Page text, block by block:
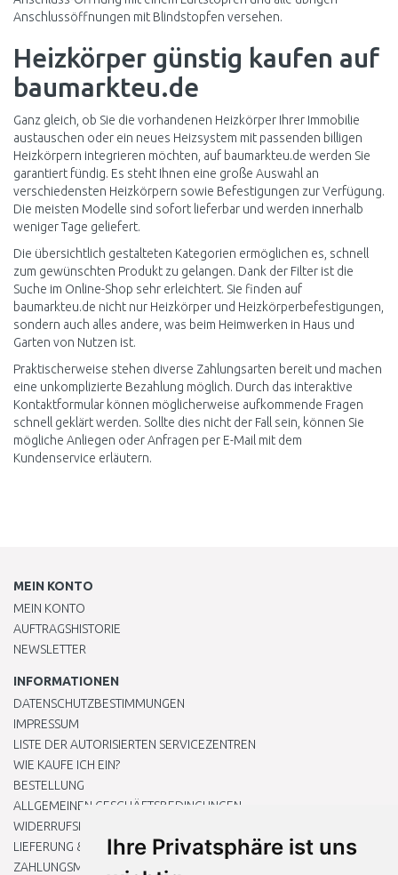
Ihre Privatsphäre ist uns
Anschlussöffnungen mit Blindstopfen versehen.
Heizkörper günstig kaufen auf
baumarkteu.de
Ganz gleich, ob Sie die vorhandenen Heizkörper Ihrer Immobilie
austauschen oder ein neues Heizsystem mit passenden billigen
Heizkörpern integrieren möchten, auf baumarkteu.de werden Sie
garantiert fündig. Es steht Ihnen eine große Auswahl an
verschiedensten Heizkörpern sowie Befestigungen zur Verfügung.
Die meisten Modelle sind sofort lieferbar und werden innerhalb
weniger Tage geliefert.
Die übersichtlich gestalteten Kategorien ermöglichen es, schnell
zum gewünschten Produkt zu gelangen. Dank der Filter ist die
Suche im Online-Shop sehr erleichtert. Sie finden auf
baumarkteu.de nicht nur Heizkörper und Heizkörperbefestigungen,
sondern auch alles andere, was beim Heimwerken in Haus und
Garten von Nutzen ist.
Praktischerweise stehen diverse Zahlungsarten bereit und machen
eine unkomplizierte Bezahlung möglich. Durch das interaktive
Kontaktformular können möglicherweise aufkommende Fragen
schnell geklärt werden. Sollte dies nicht der Fall sein, können Sie
mögliche Anliegen oder Anfragen per E-Mail mit dem
Kundenservice erläutern.
MEIN KONTO
MEIN KONTO
AUFTRAGSHISTORIE
NEWSLETTER
INFORMATIONEN
DATENSCHUTZBESTIMMUNGEN
IMPRESSUM
LISTE DER AUTORISIERTEN SERVICEZENTREN
WIE KAUFE ICH EIN?
BESTELLUNG
ALLGEMEINEN GESCHÄFTSBEDINGUNGEN
WIDERRUFSRECHT
LIEFERUNG & ZAHLUNG
ZAHLUNGSMETHODEN